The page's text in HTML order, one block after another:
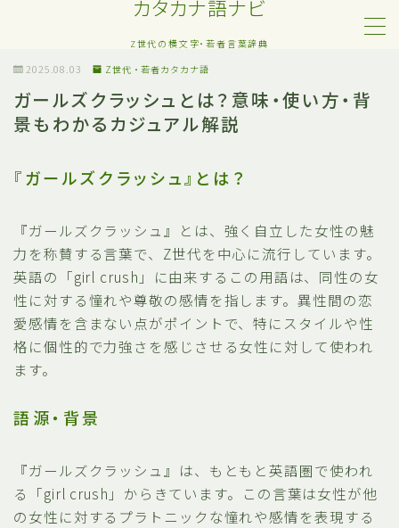
カタカナ語ナビ
Z世代の横文字・若者言葉辞典
MENU
Z世代・若者カタカナ語
ネット・SNS用語
日常でよく聞く流行語
略語・造語
2025.08.03 Z世代・若者カタカナ語
ガールズクラッシュとは？意味・使い方・背
景もわかるカジュアル解説
『ガールズクラッシュ』とは？
『ガールズクラッシュ』とは、強く自立した女性の魅
力を称賛する言葉で、Z世代を中心に流行しています。
英語の「girl crush」に由来するこの用語は、同性の女
性に対する憧れや尊敬の感情を指します。異性間の恋
愛感情を含まない点がポイントで、特にスタイルや性
格に個性的で力強さを感じさせる女性に対して使われ
ます。
語源・背景
『ガールズクラッシュ』は、もともと英語圏で使われ
る「girl crush」からきています。この言葉は女性が他
の女性に対するプラトニックな憧れや感情を表現する